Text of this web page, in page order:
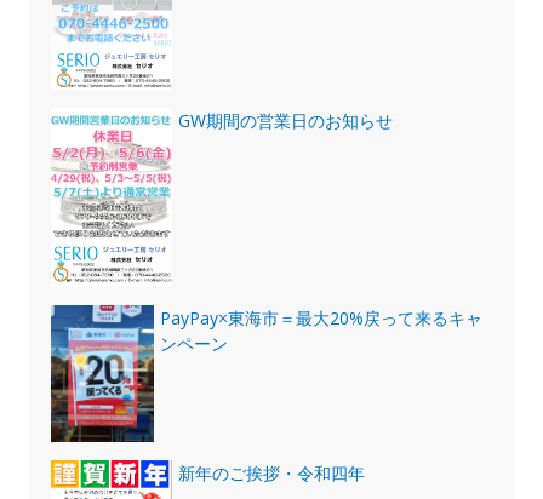
GW期間の営業日のお知らせ
PayPay×東海市＝最大20%戻って来るキャ
ンペーン
新年のご挨拶・令和四年